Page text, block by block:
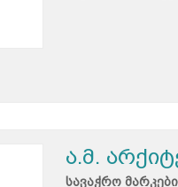
ა.მ.
სავაჭრო